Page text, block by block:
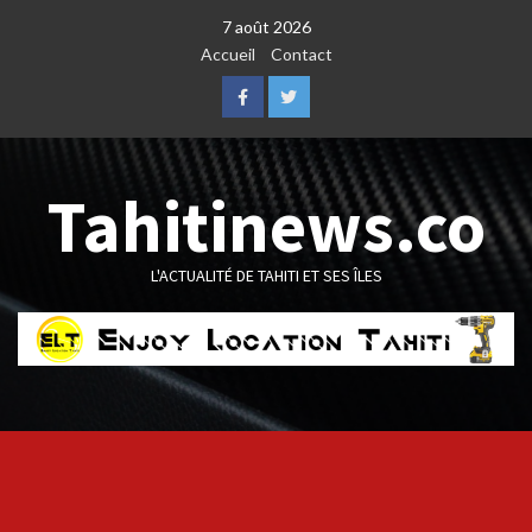
7 août 2026
Accueil
Contact
FacebookTwitter
Tahitinews.co
L'ACTUALITÉ DE TAHITI ET SES ÎLES